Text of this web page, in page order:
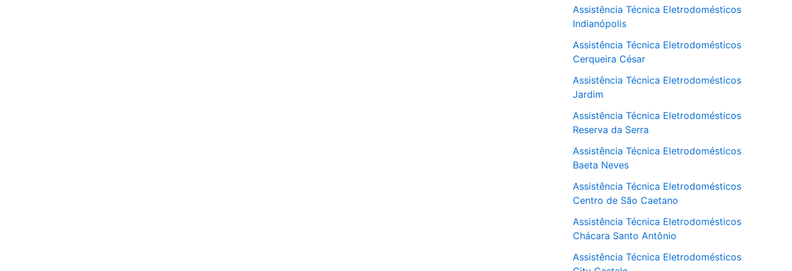
Assistência Técnica Eletrodomésticos
Indianópolis
Assistência Técnica Eletrodomésticos
Cerqueira César
Assistência Técnica Eletrodomésticos
Jardim
Assistência Técnica Eletrodomésticos
Reserva da Serra
Assistência Técnica Eletrodomésticos
Baeta Neves
Assistência Técnica Eletrodomésticos
Centro de São Caetano
Assistência Técnica Eletrodomésticos
Chácara Santo Antônio
Assistência Técnica Eletrodomésticos